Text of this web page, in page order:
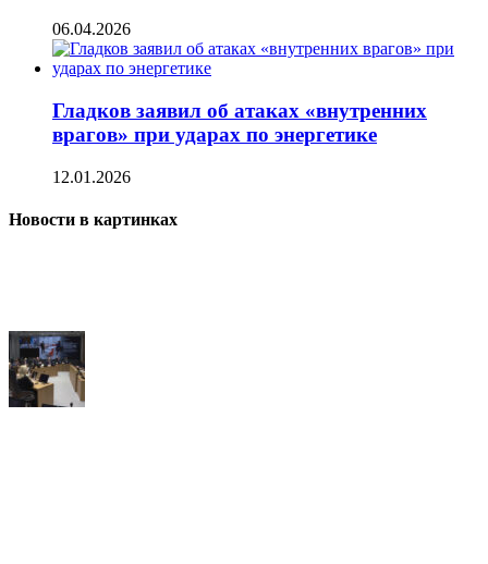
06.04.2026
Гладков заявил об атаках «внутренних
врагов» при ударах по энергетике
12.01.2026
Новости в картинках